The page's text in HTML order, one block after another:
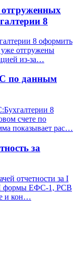
отгруженных
8
8 оформить
уже отгружены
из-за…
по данным
8
счете по
показывает рас…
за
отчетности за I
формы ЕФС-1, РСВ
и кон…